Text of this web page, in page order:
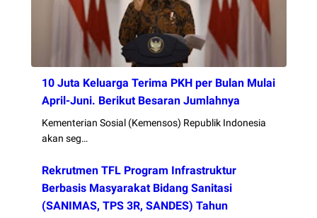
10 Juta Keluarga Terima PKH per Bulan Mulai
April-Juni. Berikut Besaran Jumlahnya
Kementerian Sosial (Kemensos) Republik Indonesia
akan seg…
Rekrutmen TFL Program Infrastruktur
Berbasis Masyarakat Bidang Sanitasi
(SANIMAS, TPS 3R, SANDES) Tahun